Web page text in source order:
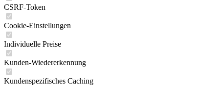
CSRF-Token
Cookie-Einstellungen
Individuelle Preise
Kunden-Wiedererkennung
Kundenspezifisches Caching